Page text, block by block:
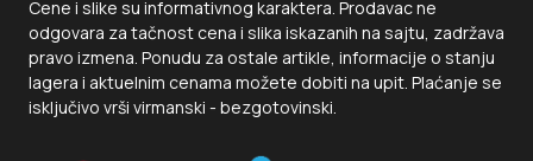
Cene i slike su informativnog karaktera. Prodavac ne
odgovara za tačnost cena i slika iskazanih na sajtu, zadržava
pravo izmena. Ponudu za ostale artikle, informacije o stanju
lagera i aktuelnim cenama možete dobiti na upit. Plaćanje se
isključivo vrši virmanski - bezgotovinski.